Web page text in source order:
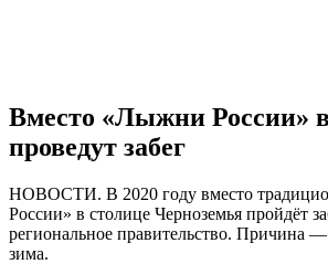
Вместо «Лыжни России»
проведут забег
НОВОСТИ. В 2020 году вместо
России» в столице Черноземья пройдёт
региональное правительство. Причина
зима.